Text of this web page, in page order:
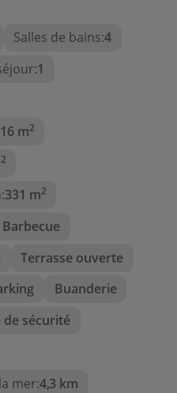
et à la piscine.
vue agréable.
stockage.
profiter du climat
Salles de bains:4
1
m2
2
331 m2
Barbecue
Terrasse ouverte
Buanderie
de sécurité
mer:4,3 km